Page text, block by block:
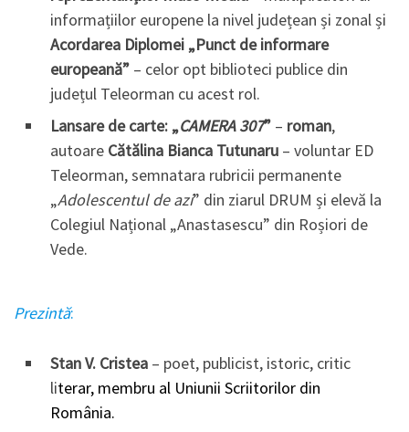
informațiilor europene la nivel județean și zonal și
Acordarea Diplomei „Punct de informare
europeană” – celor opt biblioteci publice din
județul Teleorman cu acest rol.
Lansare de carte: „CAMERA 307” – roman,
autoare Cătălina Bianca Tutunaru – voluntar ED
Teleorman, semnatara rubricii permanente
„Adolescentul de azi” din ziarul DRUM și elevă la
Colegiul Național „Anastasescu” din Roșiori de
Vede.
Prezintă:
Stan V. Cristea – poet, publicist, istoric, critic
literar, membru al Uniunii Scriitorilor din
România.